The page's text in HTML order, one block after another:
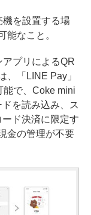
を設置する場
能なこと。
プリによるQR
、「LINE Pay」
能で、Coke mini
を読み込み、ス
ド決済に限定す
金の管理が不要